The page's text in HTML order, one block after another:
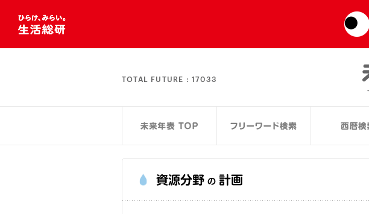
TOTAL FUTURE : 17033
資源分野 の 計画